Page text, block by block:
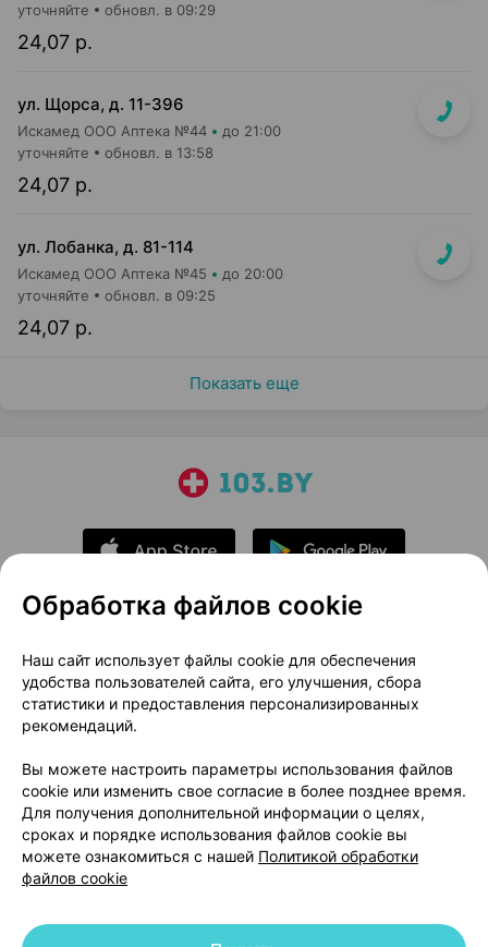
24,07 р.
уточняйте обновл. в 09:29
ул. Щорса, д. 11-396
Искамед ООО Аптека №44 до 21:00
24,07 р.
уточняйте обновл. в 13:58
ул. Лобанка, д. 81-114
Искамед ООО Аптека №45 до 20:00
24,07 р.
уточняйте обновл. в 09:25
Показать еще
О проекте
Новости проекта
Размещение рекламы
Медицинский маркетинг
Публичный договор
Доставка
Способы оплаты
Вакансии
Партнеры
Написать руководителю 103.by
Написать в поддержку
Персональные настройки Cookie
Обработка файлов cookie
Наш сайт использует файлы cookie для обеспечения
удобства пользователей сайта, его улучшения, сбора
статистики и предоставления персонализированных
рекомендаций.
Вы можете настроить параметры использования файлов
cookie или изменить свое согласие в более позднее время.
Для получения дополнительной информации о целях,
сроках и порядке использования файлов cookie вы
можете ознакомиться с нашей Политикой обработки
файлов cookie